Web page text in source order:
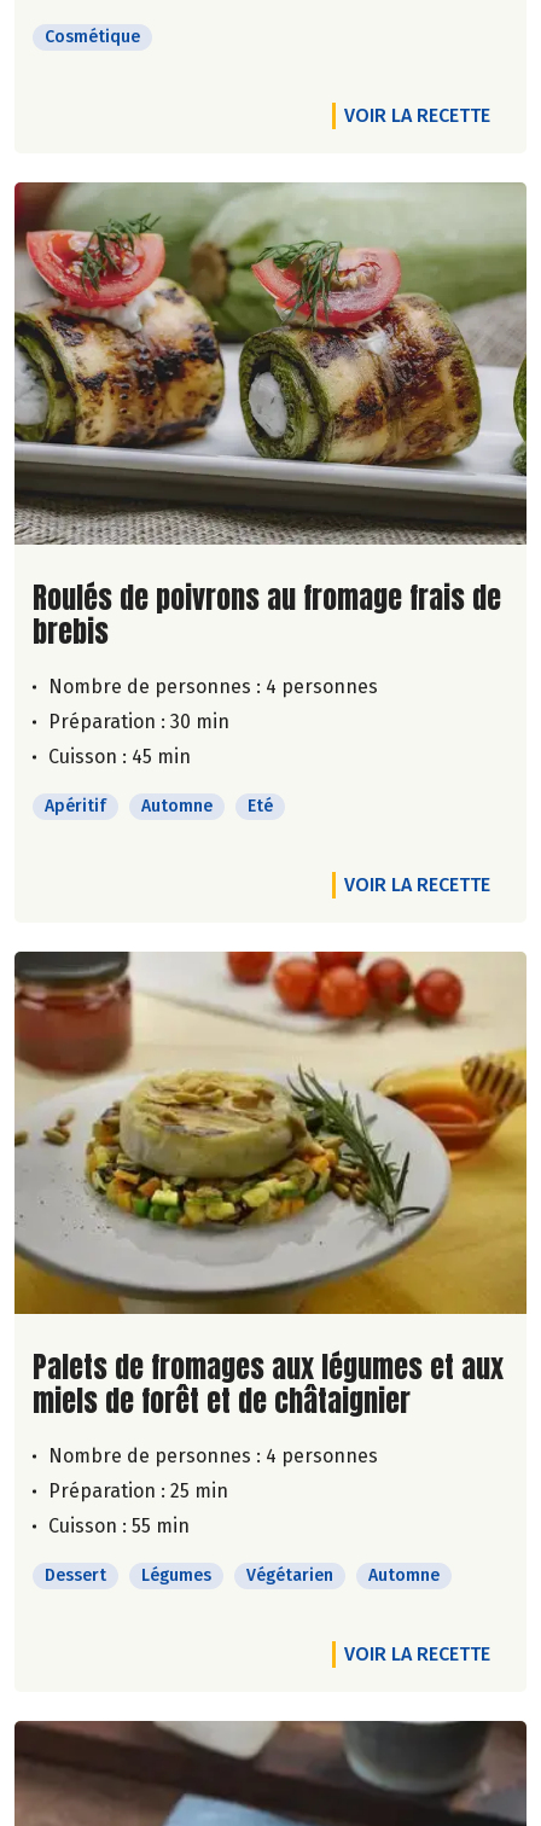
Cosmétique
VOIR LA RECETTE
Lire la suite de la recette
Roulés de poivrons au fromage frais de
brebis
Nombre de personnes : 4 personnes
Préparation : 30 min
Cuisson : 45 min
Apéritif Automne Eté
VOIR LA RECETTE
Lire la suite de la recette
Palets de fromages aux légumes et aux
miels de forêt et de châtaignier
Nombre de personnes : 4 personnes
Préparation : 25 min
Cuisson : 55 min
Dessert Légumes Végétarien Automne
VOIR LA RECETTE